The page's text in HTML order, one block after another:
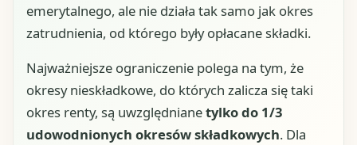
emerytalnego, ale nie działa tak samo jak okres
zatrudnienia, od którego były opłacane składki.
Najważniejsze ograniczenie polega na tym, że
okresy nieskładkowe, do których zalicza się taki
okres renty, są uwzględnianetylko do 1/3
udowodnionych okresów składkowych. Dla